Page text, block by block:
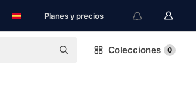
Planes y precios
Colecciones 0